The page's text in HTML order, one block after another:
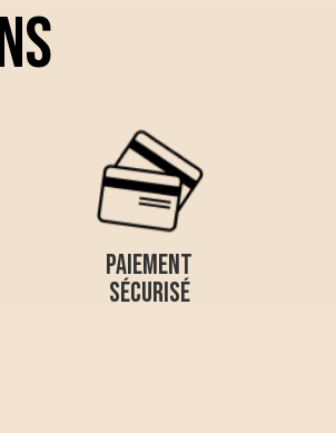
PAIEMENT
SÉCURISÉ